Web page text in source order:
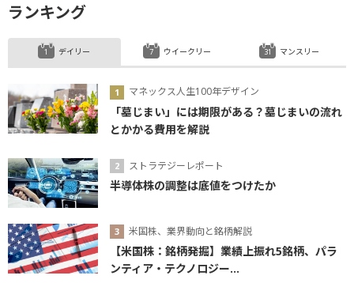
ランキング
デイリー
マネックス人生100年デザイン
「墓じまい」には期限がある？墓じまいの流れ
とかかる費用を解説
ストラテジーレポート
半導体株の調整は底値をつけたか
米国株、業界動向と銘柄解説
【米国株：銘柄発掘】業績上振れ5銘柄、パラ
ンティア・テクノロジー...
ウイークリー マンスリー